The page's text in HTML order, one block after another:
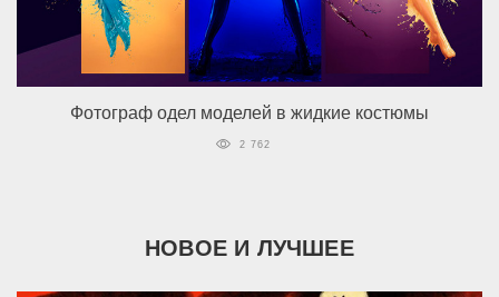
Фотограф одел моделей в жидкие костюмы
2 762
НОВОЕ И ЛУЧШЕЕ